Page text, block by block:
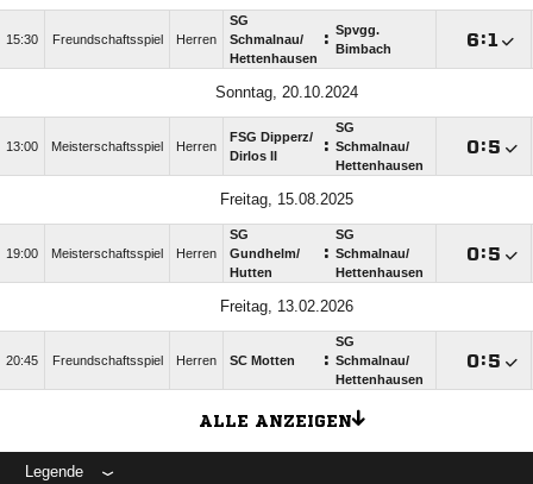
15:30 Freundschaftsspiel Herren
SG
Schmalnau/​
Hettenhausen
: Spvgg.
Bimbach
:
Sonntag, 20.10.2024
13:00 Meisterschaftsspiel Herren
FSG Dipperz/​
Dirlos II
:
SG
Schmalnau/​
Hettenhausen
:
Freitag, 15.08.2025
19:00 Meisterschaftsspiel Herren
SG
Gundhelm/​
Hutten
:
SG
Schmalnau/​
Hettenhausen
:
Freitag, 13.02.2026
20:45 Freundschaftsspiel Herren SC Motten :
SG
Schmalnau/​
Hettenhausen
:
ALLE ANZEIGEN
Legende